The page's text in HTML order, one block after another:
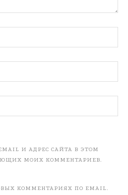
И АДРЕС САЙТА В ЭТОМ
МОИХ КОММЕНТАРИЕВ.
КОММЕНТАРИЯХ ПО EMAIL.